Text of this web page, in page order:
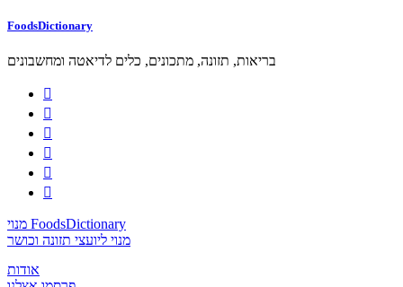
FoodsDictionary
בריאות, תזונה, מתכונים, כלים לדיאטה ומחשבונים






מנוי FoodsDictionary
מנוי ליועצי תזונה וכושר
אודות